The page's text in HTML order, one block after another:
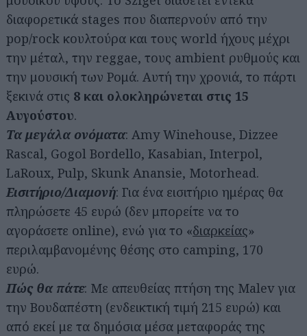
διαφορετικά stages που διαπερνούν από την
pop/rock κουλτούρα και τους world ήχους μέχρι
την μέταλ, την reggae, τους ambient ρυθμούς και
την μουσική των Ρομά. Αυτή την χρονιά, το πάρτι
ξεκινά στις 8 και ολοκληρώνεται στις 15
Αυγούστου.
Τα μεγάλα ονόματα: Amy Winehouse, Dizzee
Rascal, Gogol Bordello, Kasabian, Interpol,
LaRoux, Pulp, Skunk Anansie, Motorhead.
Εισιτήριο/Διαμονή: Για ένα εισιτήριο ημέρας θα
πληρώσετε 45 ευρώ (δεν μπορείτε να το
αγοράσετε online), ενώ για το «διαρκείας»
περιλαμβανομένης θέσης στο camping, 170
ευρώ.
Πώς θα πάτε: Με απευθείας πτήση της Malev για
την Βουδαπέστη (ενδεικτική τιμή 215 ευρώ) και
από εκεί με τα δημόσια μέσα μεταφοράς της